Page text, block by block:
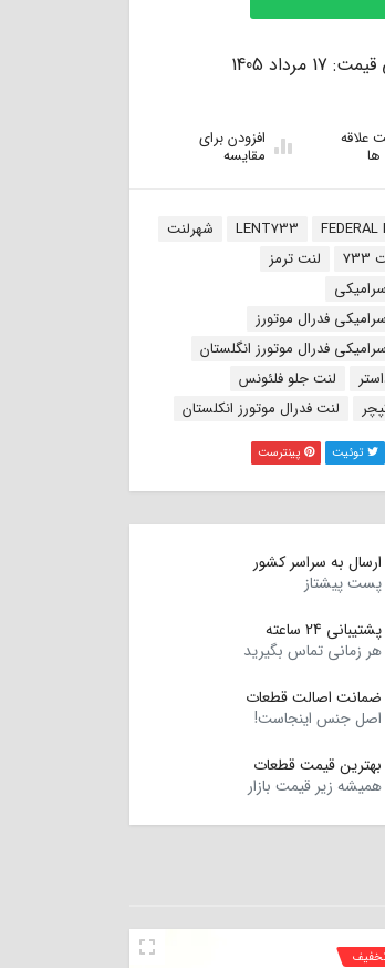
مرداد 1405
علاقه افزودن برای
مقایسه
LENT733
شهرلنت
لنت ترمز
فدرال موتورز
فدرال موتورز انگلستان
لنت جلو فلئونس
لنت فدرال موتورز انکلستان
توئیت پینترست
ارسال به سراسر کشور
پست پیشتاز
پشتیبانی 24 ساعته
هر زمانی تماس بگیرید
ضمانت اصالت قطعات
اصل جنس اینجاست!
بهترین قیمت قطعات
همیشه زیر قیمت بازار